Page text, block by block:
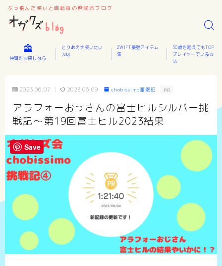
ぶっ飛んだ笑いと自転車の庶民派ブログ
仲間をお探しなら
とりあえず笑いたい
方は
ZWIFT最強アイテム
集
50歳を超えてもTOP
プレイヤーでいる方
法
2023.06.07 2023.06.09 chobissimo奮闘記 PR
アラフォーおっさんの富士ヒルシルバー挑
戦記～第19回富士ヒル2023結果
Save